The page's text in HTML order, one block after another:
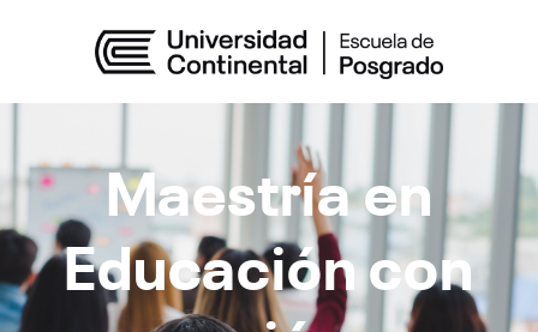
Maestría en
Educación con